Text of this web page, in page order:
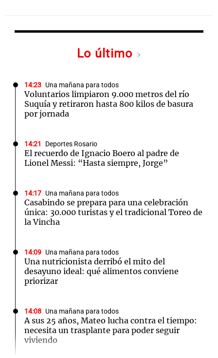
Lo último
14:23 Una mañana para todos
Voluntarios limpiaron 9.000 metros del río
Suquía y retiraron hasta 800 kilos de basura
por jornada
14:21 Deportes Rosario
El recuerdo de Ignacio Boero al padre de
Lionel Messi: “Hasta siempre, Jorge”
14:17 Una mañana para todos
Casabindo se prepara para una celebración
única: 30.000 turistas y el tradicional Toreo de
la Vincha
14:09 Una mañana para todos
Una nutricionista derribó el mito del
desayuno ideal: qué alimentos conviene
priorizar
14:08 Una mañana para todos
A sus 25 años, Mateo lucha contra el tiempo:
necesita un trasplante para poder seguir
viviendo